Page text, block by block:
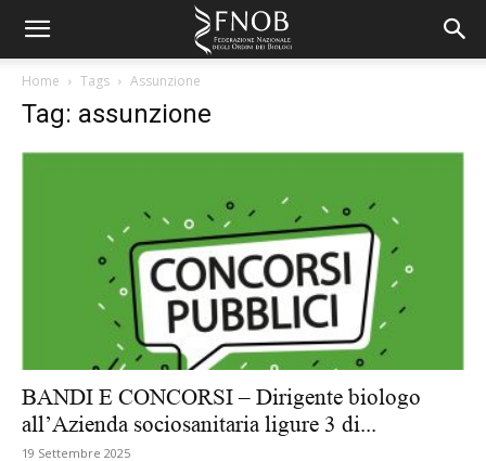
Home Tags Assunzione
Tag: assunzione
BANDI E CONCORSI – Dirigente biologo
all’Azienda sociosanitaria ligure 3 di...
19 Settembre 2025